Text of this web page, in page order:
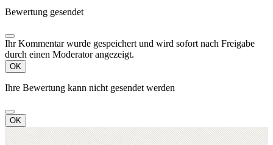
Bewertung gesendet
Ihr Kommentar wurde gespeichert und wird sofort nach Freigabe
durch einen Moderator angezeigt.
OK
Ihre Bewertung kann nicht gesendet werden
OK